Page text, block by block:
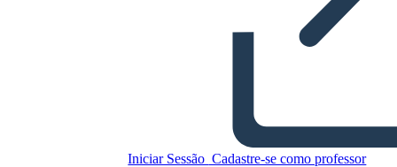
Iniciar Sessão Cadastre-se como professor
Copie este storyboard